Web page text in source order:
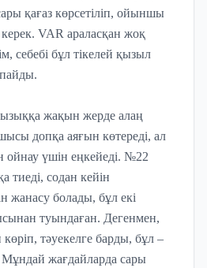
қағаз көрсетіліп, ойыншы
VAR араласқан жоқ
себебі бұл тікелей қызыл
жақын жерде алаң
допқа аяғын көтереді, ал
үшін еңкейеді. №22
тиеді, содан кейін
жанасу болады, бұл екі
туындаған. Дегенмен,
тәуекелге барды, бұл –
жағдайларда сары